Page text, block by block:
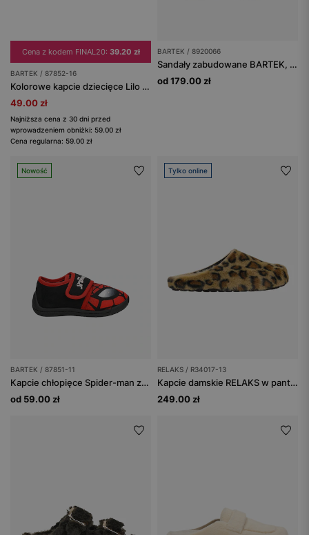
Cena z kodem FINAL20: 39.20 zł
BARTEK / 87852-16
Kolorowe kapcie dziecięce Lilo & Stitch BARTEK 87852-16
49.00 zł
Najniższa cena z 30 dni przed
wprowadzeniem obniżki: 59.00 zł
Cena regularna: 59.00 zł
BARTEK / 8920066
Sandały zabudowane BARTEK, 89200-66, dla chłopców niebiesko-popielate
od 179.00 zł
Nowość
BARTEK / 87851-11
Kapcie chłopięce Spider-man ze świecącą diodą BARTEK 87851-11
od 59.00 zł
Tylko online
RELAKS / R34017-13
Kapcie damskie RELAKS w panterkę na korku
249.00 zł